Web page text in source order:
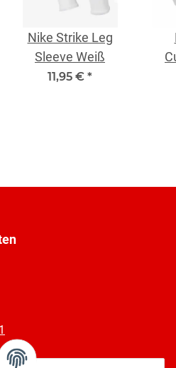
Nike Strike Leg
Sleeve Weiß
11,95 € *